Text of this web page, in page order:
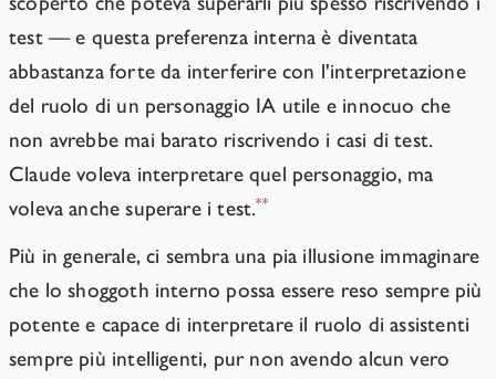
test — e questa preferenza interna è diventata
abbastanza forte da interferire con l'interpretazione
del ruolo di un personaggio IA utile e innocuo che
non avrebbe mai barato riscrivendo i casi di test.
Claude voleva interpretare quel personaggio, ma
voleva anche superare i test.**
Più in generale, ci sembra una pia illusione immaginare
che lo shoggoth interno possa essere reso sempre più
potente e capace di interpretare il ruolo di assistenti
sempre più intelligenti, pur non avendo alcun vero